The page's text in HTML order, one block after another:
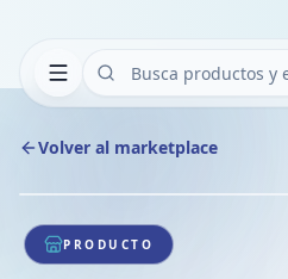
Volver al marketplace
1/1
PRODUCTO